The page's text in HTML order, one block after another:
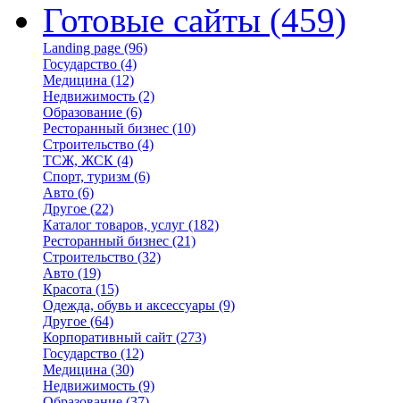
Готовые сайты (459)
Landing page (96)
Государство (4)
Медицина (12)
Недвижимость (2)
Образование (6)
Ресторанный бизнес (10)
Строительство (4)
ТСЖ, ЖСК (4)
Спорт, туризм (6)
Авто (6)
Другое (22)
Каталог товаров, услуг (182)
Ресторанный бизнес (21)
Строительство (32)
Авто (19)
Красота (15)
Одежда, обувь и аксессуары (9)
Другое (64)
Корпоративный сайт (273)
Государство (12)
Медицина (30)
Недвижимость (9)